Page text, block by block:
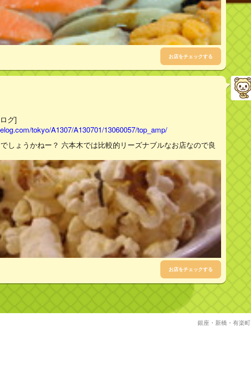
お店をチェックする
グ]
tokyo/A1307/A130701/13060057/top_amp/
しょうかねー？ 六本木では比較的リーズナブルなお店なので良
お店をチェックする
銀座・新橋・有楽町